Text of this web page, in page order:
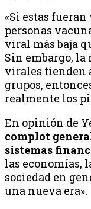
«Si estas
personas
viral más baja
Sin embargo, la
virales tienden
grupos,
realmente los
En opinión de
complot
sistemas
las economías,
sociedad en
una nueva era».